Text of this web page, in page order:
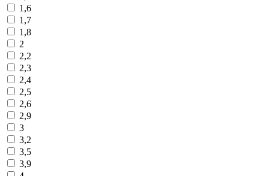
1,6
1,7
1,8
2
2,2
2,3
2,4
2,5
2,6
2,9
3
3,2
3,5
3,9